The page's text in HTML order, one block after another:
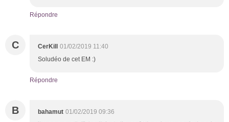
Répondre
C CerKill 01/02/2019 11:40
Soludéo de cet EM :)
Répondre
B bahamut 01/02/2019 09:36